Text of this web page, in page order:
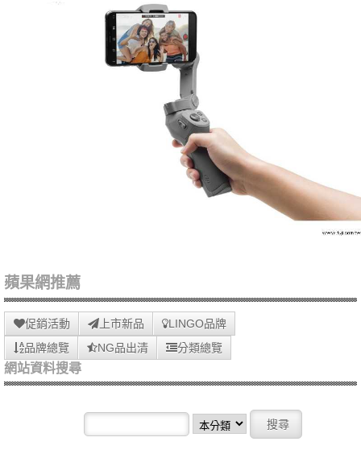
蘋果網推薦
促銷活動 上市新品
LINGO品牌
品牌總覽
NG品出清 分類總覽
網站資料搜尋